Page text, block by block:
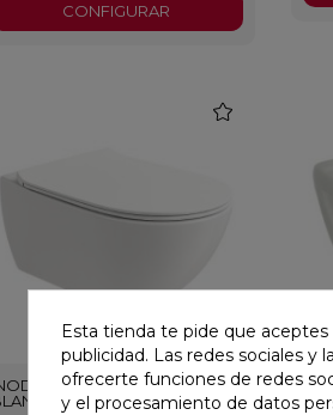
CONFIGURAR
SUSPENDIDO APP
CON TAPA
Esta tienda te pide que
publicidad. Las redes sociales y
ofrecerte funciones de redes
y el procesamiento de datos